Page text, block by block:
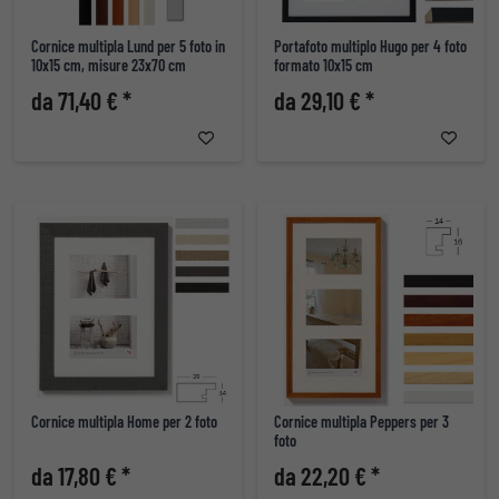
Cornice multipla Lund per 5 foto in
10x15 cm, misure 23x70 cm
da 71,40 € *
Portafoto multiplo Hugo per 4 foto
formato 10x15 cm
da 29,10 € *
Cornice multipla Home per 2 foto
da 17,80 € *
Cornice multipla Peppers per 3
foto
da 22,20 € *